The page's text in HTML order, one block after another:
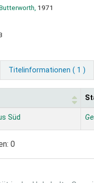
1971
Titelinformationen ( 1 )
Süd
0